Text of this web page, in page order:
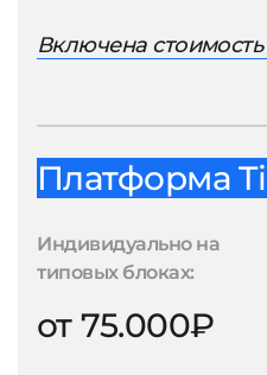
Включена стоимость
Платформа
Индивидуально на
типовых блоках:
от 75.000₽